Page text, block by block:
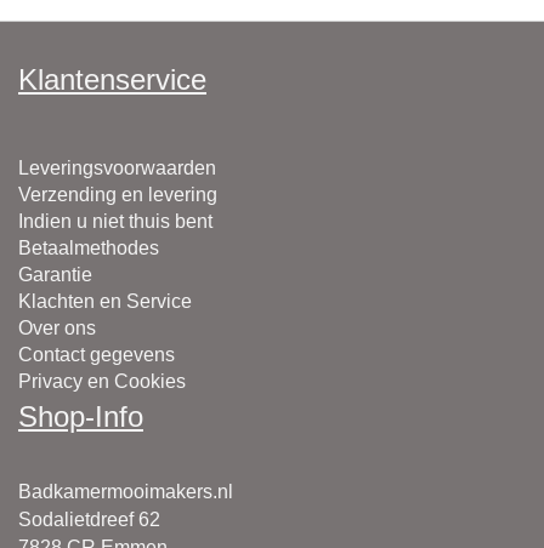
Klantenservice
Leveringsvoorwaarden
Verzending en levering
Indien u niet thuis bent
Betaalmethodes
Garantie
Klachten en Service
Over ons
Contact gegevens
Privacy en Cookies
Shop-Info
Badkamermooimakers.nl
Sodalietdreef 62